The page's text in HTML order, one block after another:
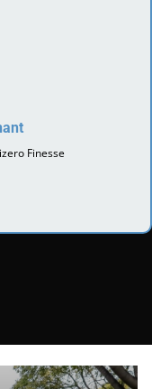
Finesse